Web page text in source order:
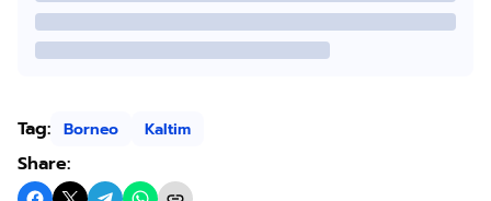
Tag: Borneo Kaltim
Share: